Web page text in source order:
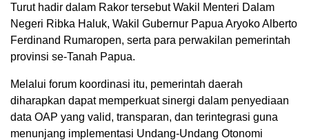
Turut hadir dalam Rakor tersebut Wakil Menteri Dalam
Negeri Ribka Haluk, Wakil Gubernur Papua Aryoko Alberto
Ferdinand Rumaropen, serta para perwakilan pemerintah
provinsi se-Tanah Papua.
Melalui forum koordinasi itu, pemerintah daerah
diharapkan dapat memperkuat sinergi dalam penyediaan
data OAP yang valid, transparan, dan terintegrasi guna
menunjang implementasi Undang-Undang Otonomi